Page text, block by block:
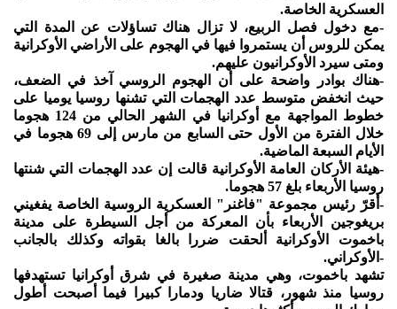
العسكرية الخاصة.
-مع دخول فصل الربيع، لا تزال هناك تساؤلات عن المدة التي
يمكن للروس أن يستمروا فيها في الهجوم على الأراضي الأوكرانية
ومتى سيرد الأوكرانيون عليهم.
-هناك بوادر واضحة على أن الهجوم الروسي آخذ في الضعف،
حيث انخفض متوسط عدد الهجمات التي تشنها روسيا يوميا على
خطوط المواجهة مع أوكرانيا في الشهر الحالي من 124 هجوما
خلال الفترة من الأول حتى السابع من مارس إلى 69 هجوما في
الأيام السبعة الماضية.
-هيئة الأركان العامة الأوكرانية قالت إن عدد الهجمات التي شنتها
روسيا الأربعاء بلغ 57 هجوما.
-أقرّ رئيس مجموعة "فاغنر" العسكرية الروسية الخاصة يفغيني
بريغوجين الأربعاء بأن المعركة من أجل السيطرة على مدينة
باخموت الأوكرانية ألحقت ضررا بالغا بقواته وكذلك بالجانب
-الأوكراني.
تشهد باخموت، وهي مدينة صغيرة في شرق أوكرانيا تستهدفها
روسيا منذ شهور، قتالا ضاريا ودمارا كبيرا فيما أصبحت أطول